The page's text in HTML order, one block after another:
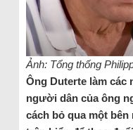
Ảnh: Tổng thống
Ông Duterte làm các
người dân của ông
cách bỏ qua một